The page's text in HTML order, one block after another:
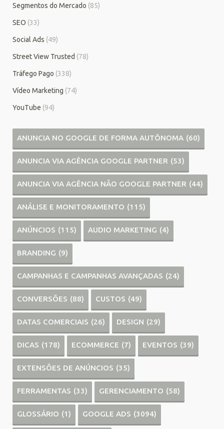
Segmentos do Mercado (85)
SEO (33)
Social Ads (49)
Street View Trusted (78)
Tráfego Pago (338)
Vídeo Marketing (74)
YouTube (94)
ANUNCIA NO GOOGLE DE FORMA AUTÔNOMA (60)
ANUNCIA VIA AGÊNCIA GOOGLE PARTNER (53)
ANUNCIA VIA AGÊNCIA NÃO GOOGLE PARTNER (44)
ANÁLISE E MONITORAMENTO (115)
ANÚNCIOS (115) AUDIO MARKETING (4)
BRANDING (9)
CAMPANHAS E CAMPANHAS AVANÇADAS (24)
CONVERSÕES (88) CUSTOS (49)
DATAS COMERCIAIS (26) DESIGN (29)
DICAS (178) ECOMMERCE (7) EVENTOS (39)
EXTENSÕES DE ANÚNCIOS (35)
FERRAMENTAS (33) GERENCIAMENTO (58)
GLOSSÁRIO (1) GOOGLE ADS (3094)